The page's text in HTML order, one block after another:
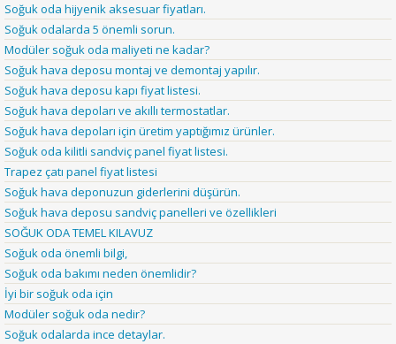
Soğuk oda hijyenik aksesuar fiyatları.
Soğuk odalarda 5 önemli sorun.
Modüler soğuk oda maliyeti ne kadar?
Soğuk hava deposu montaj ve demontaj yapılır.
Soğuk hava deposu kapı fiyat listesi.
Soğuk hava depoları ve akıllı termostatlar.
Soğuk hava depoları için üretim yaptığımız ürünler.
Soğuk oda kilitli sandviç panel fiyat listesi.
Trapez çatı panel fiyat listesi
Soğuk hava deponuzun giderlerini düşürün.
Soğuk hava deposu sandviç panelleri ve özellikleri
SOĞUK ODA TEMEL KILAVUZ
Soğuk oda önemli bilgi,
Soğuk oda bakımı neden önemlidir?
İyi bir soğuk oda için
Modüler soğuk oda nedir?
Soğuk odalarda ince detaylar.